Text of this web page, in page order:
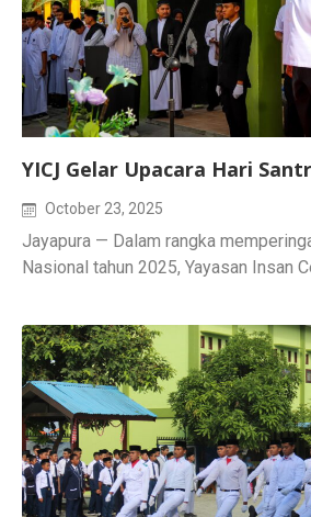
YICJ Gelar Upacara Hari
October 23, 2025
Jayapura — Dalam rangka
Nasional tahun 2025, Yayasan Insan